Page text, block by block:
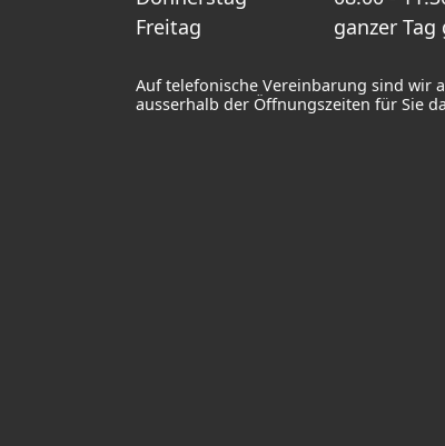
Freitag
ganzer Tag
Auf telefonische Vereinbarung sind wir
ausserhalb der Öffnungszeiten für Sie